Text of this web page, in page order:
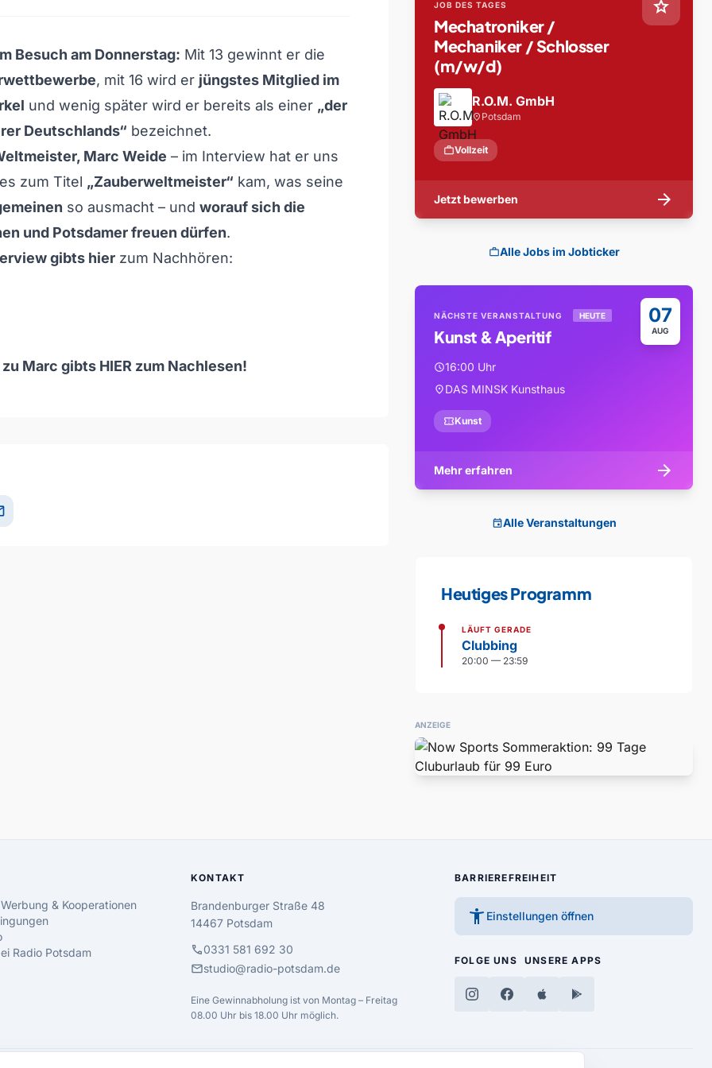
Besuch am Donnerstag: Mit 13 gewinnt er die
, mit 16 wird er jüngstes Mitglied im
und wenig später wird er bereits als einer „der
Deutschlands“ bezeichnet.
Marc Weide – im Interview hat er uns
zum Titel „Zauberweltmeister“ kam, was seine
so ausmacht – und worauf sich die
und Potsdamer freuen dürfen.
gibts hier zum Nachhören:
Marc gibts HIER zum Nachlesen!
star
JOB DES TAGES
Mechatroniker /
Mechaniker / Schlosser
(m/w/d)
R.O.M. GmbH
location_on Potsdam
workVollzeit
Jetzt bewerben arrow_forward
workAlle Jobs im Jobticker
07
AUG
NÄCHSTE VERANSTALTUNG HEUTE
Kunst & Aperitif
schedule16:00 Uhr
location_onDAS MINSK Kunsthaus
confirmation_numberKunst
Mehr erfahren arrow_forward
eventAlle Veranstaltungen
Heutiges Programm
LÄUFT GERADE
Clubbing
20:00 — 23:59
ANZEIGE
& Kooperationen
Radio Potsdam
KONTAKT
Brandenburger Straße 48
14467 Potsdam
call0331 581 692 30
mailstudio@radio-potsdam.de
Eine Gewinnabholung ist von Montag – Freitag
08.00 Uhr bis 18.00 Uhr möglich.
BARRIEREFREIHEIT
accessibility_new Einstellungen öffnen
FOLGE UNS UNSERE APPS